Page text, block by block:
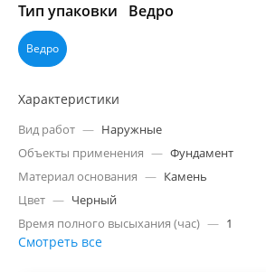
Тип упаковки Ведро
Ведро
Характеристики
Вид работ — Наружные
Объекты применения — Фундамент
Материал основания — Камень
Цвет — Черный
Время полного высыхания (час) — 1
Смотреть все